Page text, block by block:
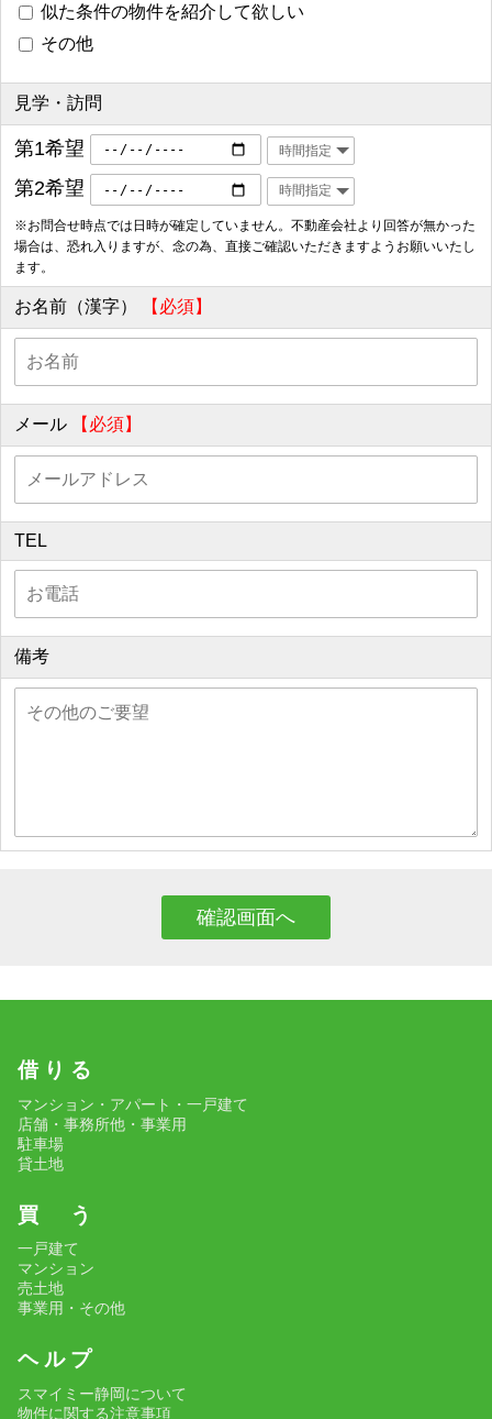
似た条件の物件を紹介して欲しい
その他
見学・訪問
第1希望
第2希望
※お問合せ時点では日時が確定していません。不動産会社より回答が無かった
場合は、恐れ入りますが、念の為、直接ご確認いただきますようお願いいたし
ます。
お名前（漢字） 【必須】
メール 【必須】
TEL
備考
借 り る
マンション・アパート・一戸建て
店舗・事務所他・事業用
駐車場
貸土地
買 う
一戸建て
マンション
売土地
事業用・その他
ヘ ル プ
スマイミー静岡について
物件に関する注意事項